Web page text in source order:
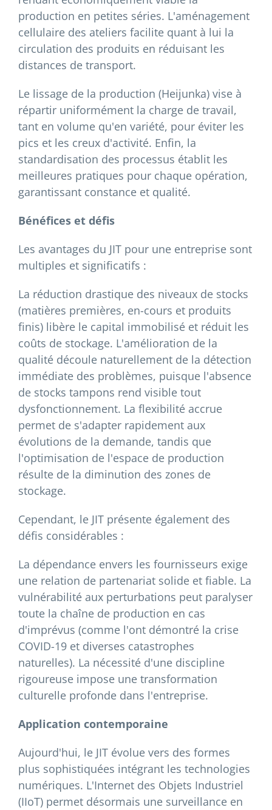
production en petites séries. L'aménagement
cellulaire des ateliers facilite quant à lui la
circulation des produits en réduisant les
distances de transport.
Le lissage de la production (Heijunka) vise à
répartir uniformément la charge de travail,
tant en volume qu'en variété, pour éviter les
pics et les creux d'activité. Enfin, la
standardisation des processus établit les
meilleures pratiques pour chaque opération,
garantissant constance et qualité.
Bénéfices et défis
Les avantages du JIT pour une entreprise sont
multiples et significatifs :
La réduction drastique des niveaux de stocks
(matières premières, en-cours et produits
finis) libère le capital immobilisé et réduit les
coûts de stockage. L'amélioration de la
qualité découle naturellement de la détection
immédiate des problèmes, puisque l'absence
de stocks tampons rend visible tout
dysfonctionnement. La flexibilité accrue
permet de s'adapter rapidement aux
évolutions de la demande, tandis que
l'optimisation de l'espace de production
résulte de la diminution des zones de
stockage.
Cependant, le JIT présente également des
défis considérables :
La dépendance envers les fournisseurs exige
une relation de partenariat solide et fiable. La
vulnérabilité aux perturbations peut paralyser
toute la chaîne de production en cas
d'imprévus (comme l'ont démontré la crise
COVID-19 et diverses catastrophes
naturelles). La nécessité d'une discipline
rigoureuse impose une transformation
culturelle profonde dans l'entreprise.
Application contemporaine
Aujourd'hui, le JIT évolue vers des formes
plus sophistiquées intégrant les technologies
numériques. L'Internet des Objets Industriel
(IIoT) permet désormais une surveillance en